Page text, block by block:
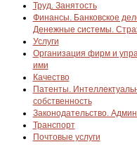
Труд. Занятость
Финансы. Банковское
Денежные системы.
Услуги
Организация фирм и
ими
Качество
Патенты.
собственность
Законодательство.
Транспорт
Почтовые услуги